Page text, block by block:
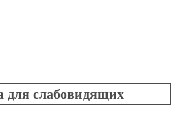
для слабовидящих